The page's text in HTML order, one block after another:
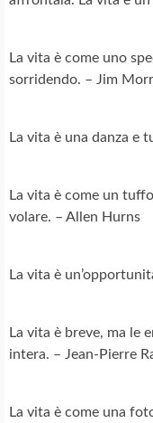
La vita è come uno
sorridendo. – Jim
La vita è una danza e
La vita è come un
volare. – Allen Hurns
La vita è
La vita è breve, ma le
intera. – Jean-Pierre
La vita è come una